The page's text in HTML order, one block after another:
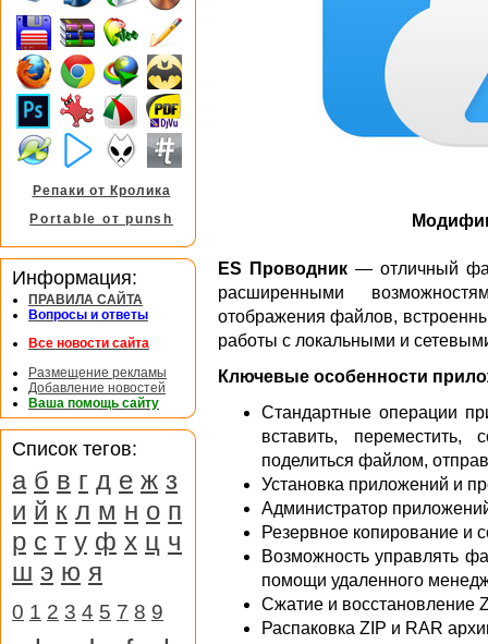
ES Проводник— отличный
расширенными
отображения файлов,
работы с локальными и
Ключевые особенности
Стандартные операции
вставить, переместить,
поделиться файлом,
Установка приложений и
Администратор
Резервное копирование и
Возможность управлять
помощи удаленного
Сжатие и восстановление
Распаковка ZIP и RAR
Репаки от Кролика
Portable от punsh
Информация:
ПРАВИЛА САЙТА
Вопросы и ответы
Все новости сайта
Размещение рекламы
Добавление новостей
Ваша помощь сайту
Список тегов:
а б в г д е ж з
и й к л м н о п
р с т у ф х ц ч
ш э ю я
0 1 2 3 4 5 7 8 9